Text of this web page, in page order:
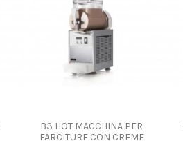
B3 HOT MACCHINA PER
FARCITURE CON CREME